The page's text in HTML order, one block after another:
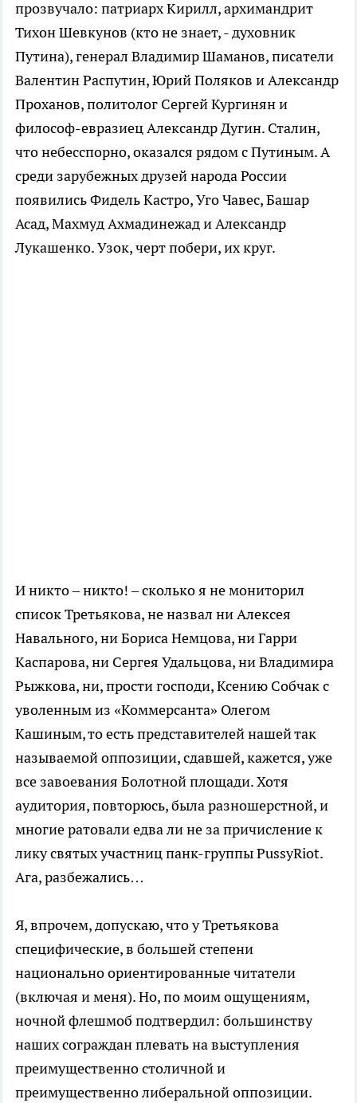
прозвучало: патриарх Кирилл, архимандрит
Тихон Шевкунов (кто не знает, - духовник
Путина), генерал Владимир Шаманов, писатели
Валентин Распутин, Юрий Поляков и Александр
Проханов, политолог Сергей Кургинян и
философ-евразиец Александр Дугин. Сталин,
что небесспорно, оказался рядом с Путиным. А
среди зарубежных друзей народа России
появились Фидель Кастро, Уго Чавес, Башар
Асад, Махмуд Ахмадинежад и Александр
Лукашенко. Узок, черт побери, их круг.
И никто – никто! – сколько я не мониторил
список Третьякова, не назвал ни Алексея
Навального, ни Бориса Немцова, ни Гарри
Каспарова, ни Сергея Удальцова, ни Владимира
Рыжкова, ни, прости господи, Ксению Собчак с
уволенным из «Коммерсанта» Олегом
Кашиным, то есть представителей нашей так
называемой оппозиции, сдавшей, кажется, уже
все завоевания Болотной площади. Хотя
аудитория, повторюсь, была разношерстной, и
многие ратовали едва ли не за причисление к
лику святых участниц панк-группы PussyRiot.
Ага, разбежались…
Я, впрочем, допускаю, что у Третьякова
специфические, в большей степени
национально ориентированные читатели
(включая и меня). Но, по моим ощущениям,
ночной флешмоб подтвердил: большинству
наших сограждан плевать на выступления
преимущественно столичной и
преимущественно либеральной оппозиции.